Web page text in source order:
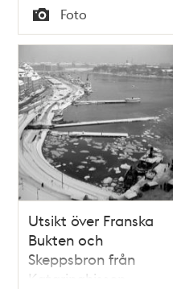
Tid
Typ
Foto
Utsikt över Franska
Bukten och
Skeppsbron från
Katarinahissen